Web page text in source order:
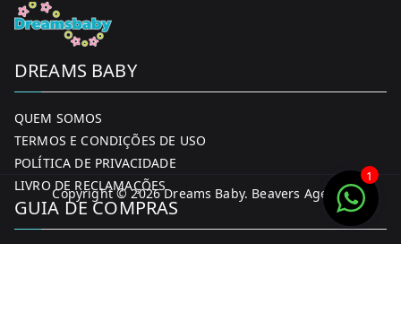
DREAMS BABY
QUEM SOMOS
TERMOS E CONDIÇÕES DE USO
POLÍTICA DE PRIVACIDADE
LIVRO DE RECLAMAÇÕES
GUIA DE COMPRAS
Copyright © 2026Dreams Baby. Beavers Agency
1